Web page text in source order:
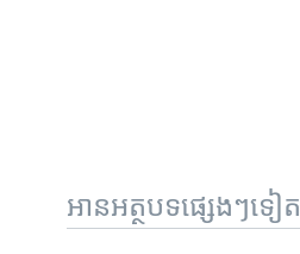
អានអត្ថបទផ្សេងៗទៀត